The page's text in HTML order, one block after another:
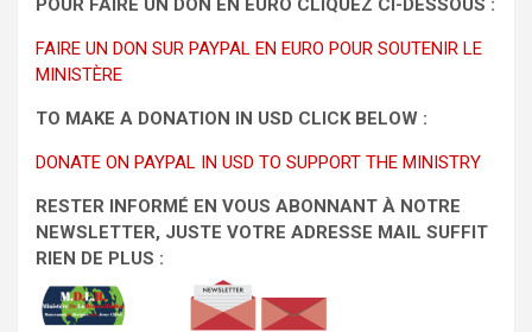
POUR FAIRE UN DON EN EURO CLIQUEZ CI-DESSOUS :
FAIRE UN DON SUR PAYPAL EN EURO POUR SOUTENIR LE
MINISTÈRE
TO MAKE A DONATION IN USD CLICK BELOW :
DONATE ON PAYPAL IN USD TO SUPPORT THE MINISTRY
RESTER INFORMÉ EN VOUS ABONNANT À NOTRE
NEWSLETTER, JUSTE VOTRE ADRESSE MAIL SUFFIT
RIEN DE PLUS :